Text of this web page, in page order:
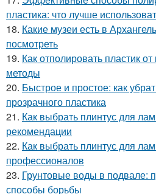
пластика: что лучше
18. Какие музеи есть в
посмотреть
19. Как отполировать пластик
методы
20. Быстрое и простое: как
прозрачного пластика
21. Как выбрать плинтус для
рекомендации
22. Как выбрать плинтус для
профессионалов
23. Грунтовые воды в подвале:
способы борьбы